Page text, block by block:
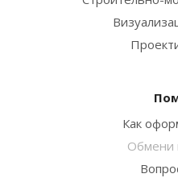
Как
Обмени